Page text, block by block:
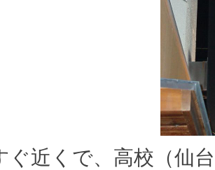
ぐ近くで、高校（仙